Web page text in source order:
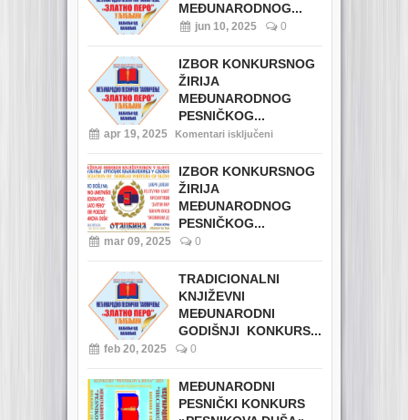
MEĐUNARODNOG...
jun 10, 2025 0
IZBOR KONKURSNOG
ŽIRIJA
MEĐUNARODNOG
PESNIČKOG...
apr 19, 2025 Komentari isključeni
IZBOR KONKURSNOG
ŽIRIJA
MEĐUNARODNOG
PESNIČKOG...
mar 09, 2025 0
TRADICIONALNI
KNJIŽEVNI
MEĐUNARODNI
GODIŠNJI KONKURS...
feb 20, 2025 0
MEĐUNARODNI
PESNIČKI KONKURS